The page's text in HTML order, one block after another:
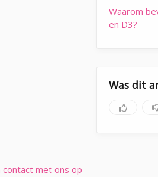
Waarom
en D3?
Was dit
contact met ons op